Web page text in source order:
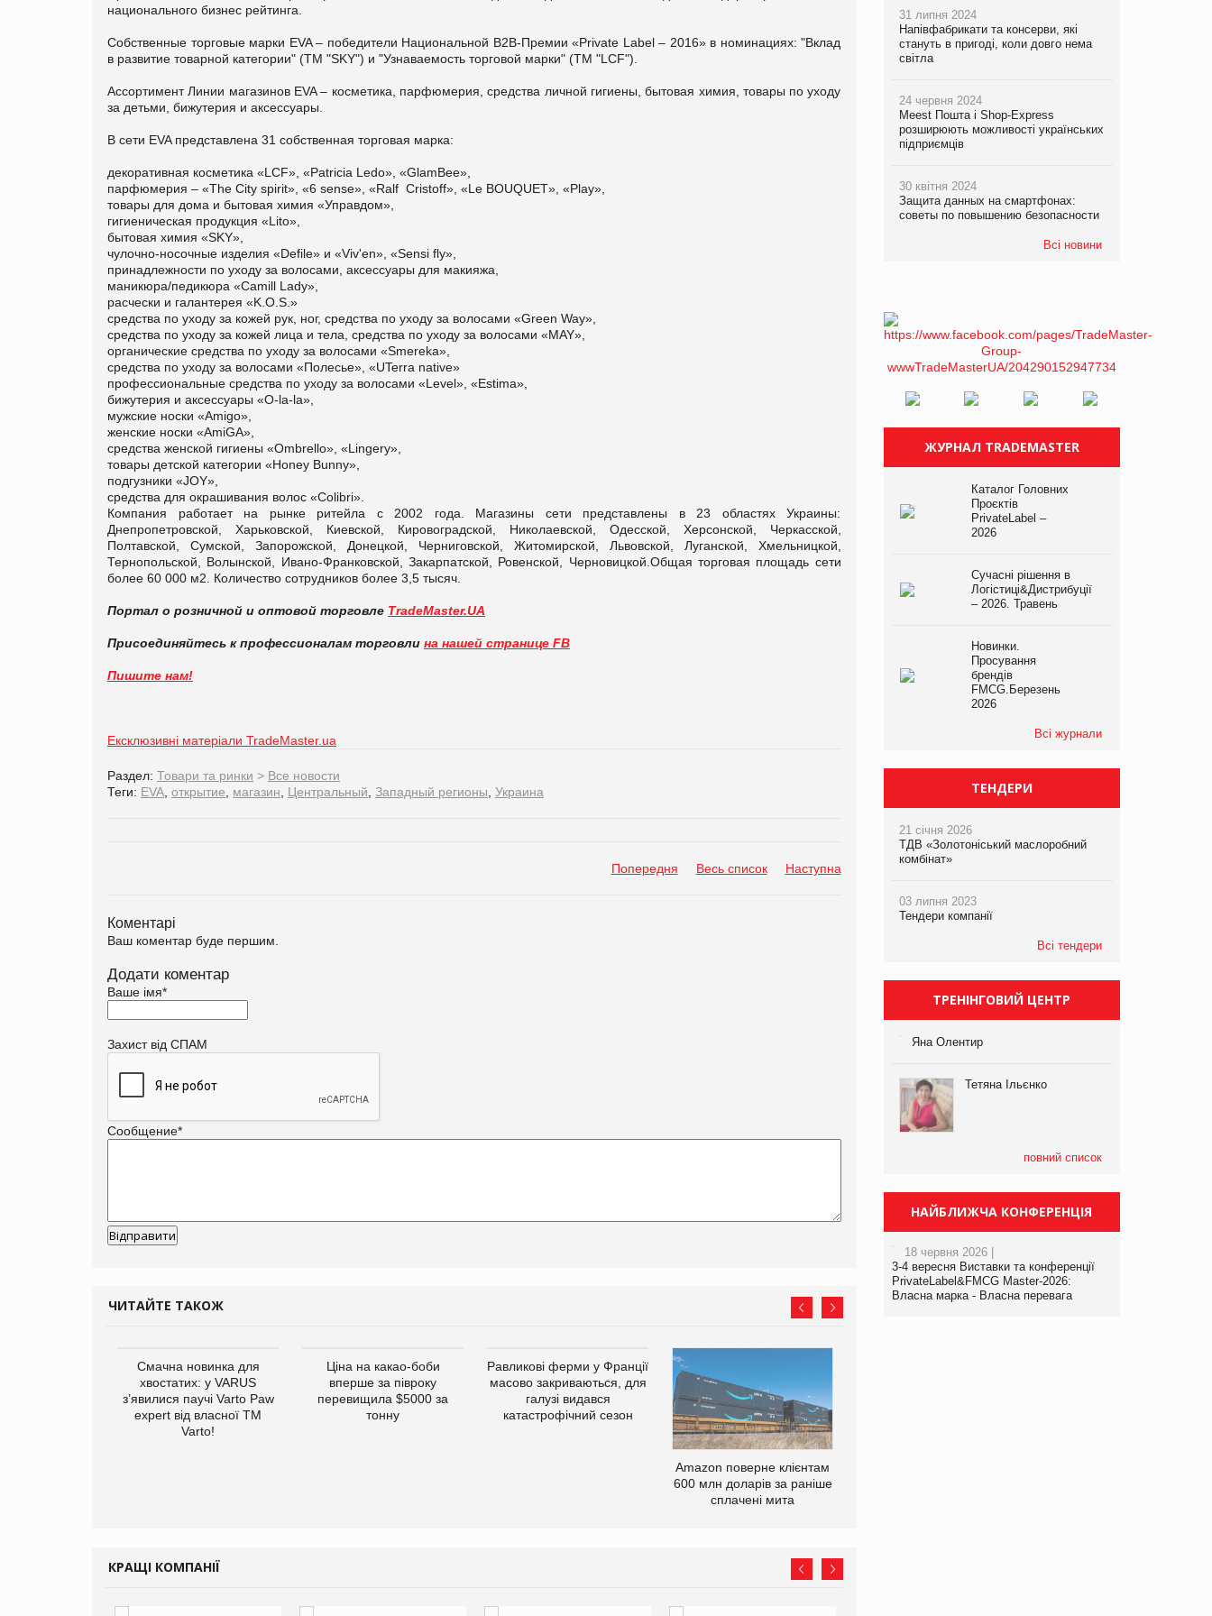
национального бизнес рейтинга.
Собственные торговые марки EVA – победители Национальной В2В-Премии «Private Label – 2016» в номинациях: "Вклад
в развитие товарной категории" (ТМ "SKY") и "Узнаваемость торговой марки" (ТМ "LCF").
Ассортимент Линии магазинов EVA – косметика, парфюмерия, средства личной гигиены, бытовая химия, товары по уходу
за детьми, бижутерия и аксессуары.
В сети EVA представлена 31 собственная торговая марка:
декоративная косметика «LCF», «Patricia Ledo», «GlamBee»,
парфюмерия – «The Сity spirit», «6 sense», «Ralf Cristoff», «Le BOUQUET», «Play»,
товары для дома и бытовая химия «Управдом»,
гигиеническая продукция «Lito»,
бытовая химия «SKY»,
чулочно-носочные изделия «Defile» и «Viv'en», «Sensi fly»,
принадлежности по уходу за волосами, аксессуары для макияжа,
маникюра/педикюра «Camill Lady»,
расчески и галантерея «K.O.S.»
средства по уходу за кожей рук, ног, средства по уходу за волосами «Green Way»,
средства по уходу за кожей лица и тела, средства по уходу за волосами «MAY»,
органические средства по уходу за волосами «Smereka»,
средства по уходу за волосами «Полесье», «UTerra native»
профессиональные средства по уходу за волосами «Level», «Estima»,
бижутерия и аксессуары «O-la-la»,
мужские носки «Amigo»,
женские носки «AmiGA»,
средства женской гигиены «Ombrello», «Lingery»,
товары детской категории «Honey Bunny»,
подгузники «JOY»,
средства для окрашивания волос «Colibri».
Компания работает на рынке ритейла с 2002 года. Магазины сети представлены в 23 областях Украины:
Днепропетровской, Харьковской, Киевской, Кировоградской, Николаевской, Одесской, Херсонской, Черкасской,
Полтавской, Сумской, Запорожской, Донецкой, Черниговской, Житомирской, Львовской, Луганской, Хмельницкой,
Тернопольской, Волынской, Ивано-Франковской, Закарпатской, Ровенской, Черновицкой.Общая торговая площадь сети
более 60 000 м2. Количество сотрудников более 3,5 тысяч.
Портал о розничной и оптовой торговле TradeMaster.UA
Присоединяйтесь к профессионалам торговли на нашей странице FB
Пишите нам!
Ексклюзивні матеріали TradeMaster.ua
Раздел: Товари та ринки > Все новости
Теги: EVA открытие магазин Центральный Западный регионы Украина
Попередня Весь список Наступна
Коментарі
Ваш коментар буде першим.
Додати коментар
Ваше імя*
Захист від СПАМ
Сообщение*
ЧИТАЙТЕ ТАКОЖ
Смачна новинка для
хвостатих: у VARUS
з’явилися паучі Varto Paw
expert від власної ТМ
Varto!
Ціна на какао-боби
вперше за півроку
перевищила $5000 за
тонну
Равликові ферми у Франції
масово закриваються, для
галузі видався
катастрофічний сезон
Amazon поверне клієнтам
600 млн доларів за раніше
сплачені мита
КРАЩІ КОМПАНІЇ
31 липня 2024
Напівфабрикати та консерви, які
стануть в пригоді, коли довго нема
світла
24 червня 2024
Meest Пошта і Shop-Express
розширюють можливості українських
підприємців
30 квітня 2024
Защита данных на смартфонах:
советы по повышению безопасности
Всі новини
ЖУРНАЛ TRADEMASTER
Каталог Головних
Проєктів
PrivateLabel –
2026
Сучасні рішення в
Логістиці&Дистрибуції
– 2026. Травень
Новинки.
Просування
брендів
FMCG.Березень
2026
Всі журнали
ТЕНДЕРИ
21 січня 2026
ТДВ «Золотоніський маслоробний
комбінат»
03 липня 2023
Тендери компанії
Всі тендери
ТРЕНІНГОВИЙ ЦЕНТР
Яна Олентир
Тетяна Ільєнко
повний список
НАЙБЛИЖЧА КОНФЕРЕНЦІЯ
18 червня 2026 |
3-4 вересня Виставки та конференції
PrivateLabel&FMCG Master-2026:
Власна марка - Власна перевага